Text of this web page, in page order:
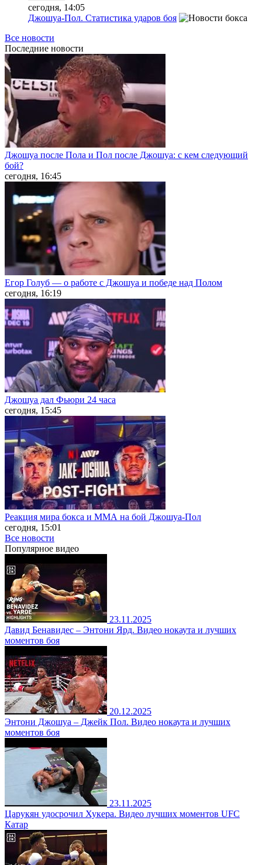
сегодня, 14:05
Джошуа-Пол. Статистика ударов боя
Все новости
Последние новости
Джошуа после Пола и Пол после Джошуа: с кем следующий
бой?
сегодня, 16:45
Егор Голуб — о работе с Джошуа и победе над Полом
сегодня, 16:19
Джошуа дал Фьюри 24 часа
сегодня, 15:45
Реакция мира бокса и ММА на бой Джошуа-Пол
сегодня, 15:01
Все новости
Популярное видео
23.11.2025
Давид Бенавидес – Энтони Ярд. Видео нокаута и лучших
моментов боя
20.12.2025
Энтони Джошуа – Джейк Пол. Видео нокаута и лучших
моментов боя
23.11.2025
Царукян удосрочил Хукера. Видео лучших моментов UFC
Катар